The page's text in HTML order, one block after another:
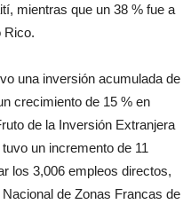
mientras que un 38 % fue a
Rico.
una inversión acumulada de
crecimiento de 15 % en
de la Inversión Extranjera
un incremento de 11
los 3,006 empleos directos,
de Zonas Francas de